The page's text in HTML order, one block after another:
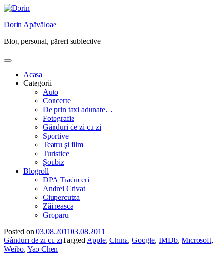
Skip
content
Dorin Apăvăloae
Blog personal, păreri subiective
Acasa
Categorii
Auto
Concerte
De prin taxi adunate…
Fotografie
Gânduri de zi cu zi
Sportive
Teatru şi film
Turistice
Șoubiz
Blogroll
DPA Traduceri
Andrei Crivat
Ciupercutza
Zăineasca
Groparu
Posted on 03.08.201103.08.2011
Gânduri de zi cu ziTagged Apple, China, Google, IMDb, Microsoft,
Weibo, Yao Chen